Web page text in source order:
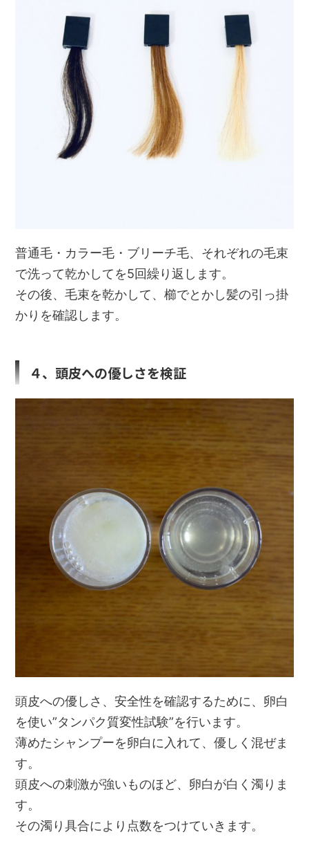
普通毛・カラー毛・ブリーチ毛、それぞれの毛束
で洗って乾かしてを5回繰り返します。
その後、毛束を乾かして、櫛でとかし髪の引っ掛
かりを確認します。
４、頭皮への優しさを検証
頭皮への優しさ、安全性を確認するために、卵白
を使い”タンパク質変性試験”を行います。
薄めたシャンプーを卵白に入れて、優しく混ぜま
す。
頭皮への刺激が強いものほど、卵白が白く濁りま
す。
その濁り具合により点数をつけていきます。